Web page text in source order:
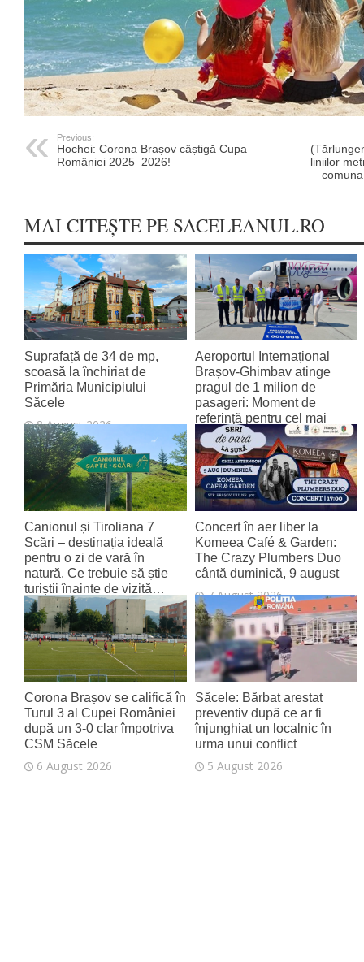
Previous:
Hochei: Corona Brașov câștigă Cupa
României 2025–2026!
liniilor
MAI CITEȘTE PE SACELEANUL.RO
Suprafață de 34 de mp,
scoasă la închiriat de
Primăria Municipiului
Săcele
8 August 2026
Aeroportul Internațional
Brașov‑Ghimbav atinge
pragul de 1 milion de
pasageri: Moment de
referință pentru cel mai
tânăr aeroport al țării
8 August 2026
Canionul și Tiroliana 7
Scări – destinația ideală
pentru o zi de vară în
natură. Ce trebuie să știe
turiștii înainte de vizită…
7 August 2026
Concert în aer liber la
Komeea Café & Garden:
The Crazy Plumbers Duo
cântă duminică, 9 august
7 August 2026
Corona Brașov se califică în
Turul 3 al Cupei României
după un 3-0 clar împotriva
CSM Săcele
6 August 2026
Săcele: Bărbat arestat
preventiv după ce ar fi
înjunghiat un localnic în
urma unui conflict
5 August 2026